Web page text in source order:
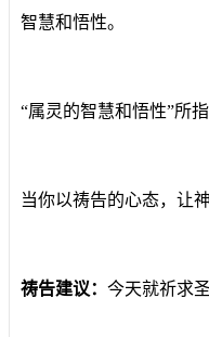
智慧和悟性。
“属灵的智慧和悟性”所
当你以祷告的心态，让
祷告建议： 今天就祈求